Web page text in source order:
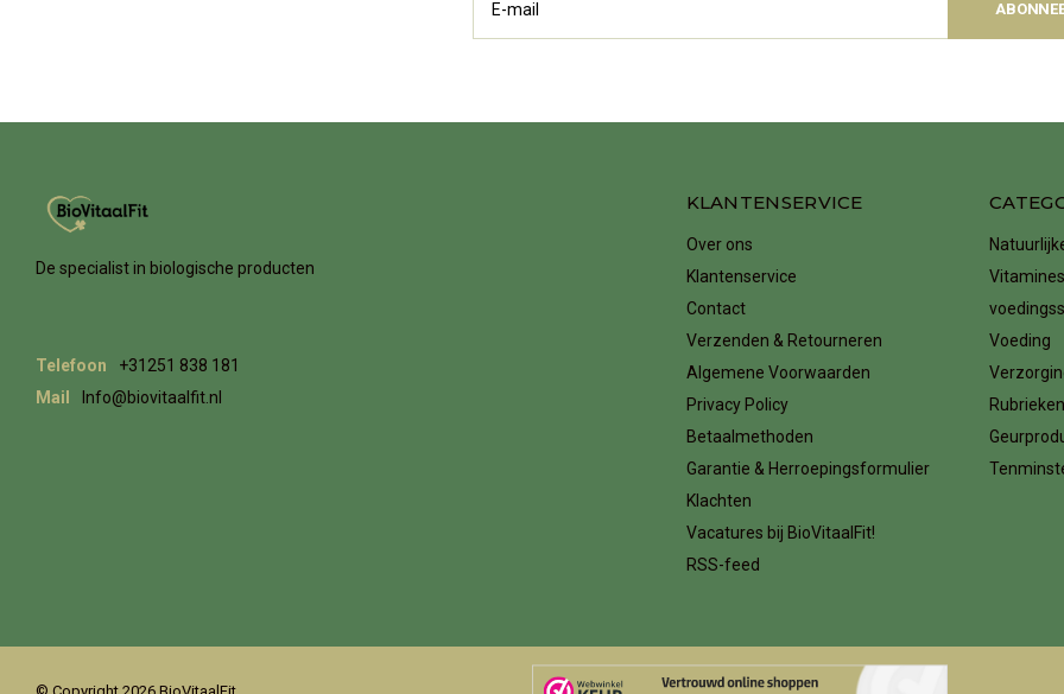
De specialist in biologische producten
Telefoon
+31251 838 181
Mail
Info@biovitaalfit.nl
KLANTENSERVICE
Over ons
Klantenservice
Contact
Verzenden & Retourneren
Algemene Voorwaarden
Privacy Policy
Betaalmethoden
Garantie & Herroepingsformulier
Klachten
Vacatures bij BioVitaalFit!
RSS-feed
Voeding
Rubrieken